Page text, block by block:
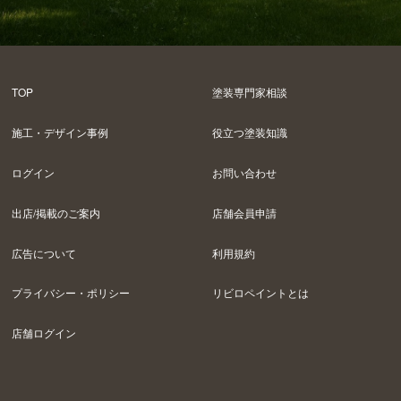
TOP 塗装専門家相談
施工・デザイン事例 役立つ塗装知識
ログイン お問い合わせ
出店/掲載のご案内 店舗会員申請
広告について 利用規約
プライバシー・ポリシー リビロペイントとは
店舗ログイン